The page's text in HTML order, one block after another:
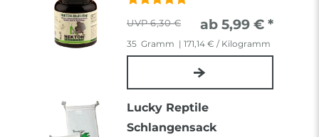
6,30 € ab 5,99 € *
35 Gramm | 171,14 € / Kilogramm
Lucky Reptile
Schlangensack